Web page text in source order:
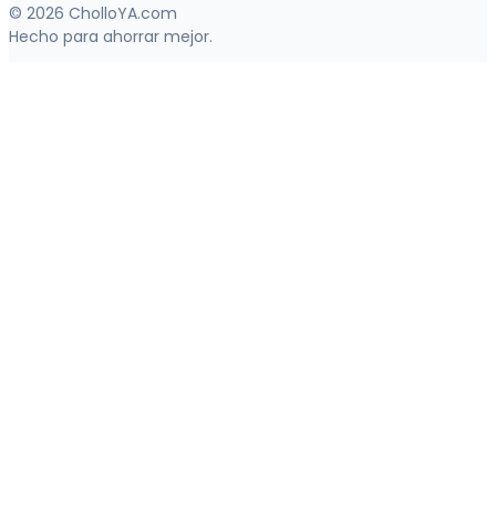
© 2026 CholloYA.com
Hecho para ahorrar mejor.